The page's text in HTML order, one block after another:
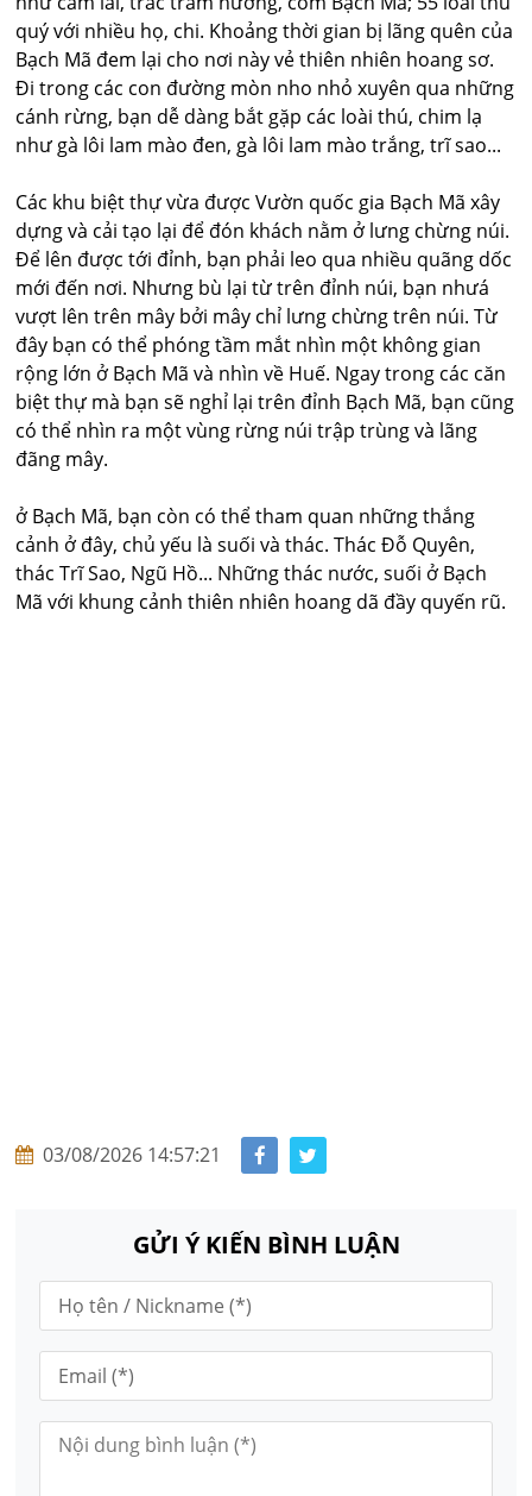
quý với nhiều họ, chi. Khoảng thời gian bị lãng quên của
Bạch Mã đem lại cho nơi này vẻ thiên nhiên hoang sơ.
Ði trong các con đường mòn nho nhỏ xuyên qua những
cánh rừng, bạn dễ dàng bắt gặp các loài thú, chim lạ
như gà lôi lam mào đen, gà lôi lam mào trắng, trĩ sao...
Các khu biệt thự vừa được Vườn quốc gia Bạch Mã xây
dựng và cải tạo lại để đón khách nằm ở lưng chừng núi.
Ðể lên được tới đỉnh, bạn phải leo qua nhiều quãng dốc
mới đến nơi. Nhưng bù lại từ trên đỉnh núi, bạn nhưá
vượt lên trên mây bởi mây chỉ lưng chừng trên núi. Từ
đây bạn có thể phóng tầm mắt nhìn một không gian
rộng lớn ở Bạch Mã và nhìn về Huế. Ngay trong các căn
biệt thự mà bạn sẽ nghỉ lại trên đỉnh Bạch Mã, bạn cũng
có thể nhìn ra một vùng rừng núi trập trùng và lãng
đãng mây.
ở Bạch Mã, bạn còn có thể tham quan những thắng
cảnh ở đây, chủ yếu là suối và thác. Thác Ðỗ Quyên,
thác Trĩ Sao, Ngũ Hồ... Những thác nước, suối ở Bạch
Mã với khung cảnh thiên nhiên hoang dã đầy quyến rũ.
03/08/2026 14:57:21
GỬI Ý KIẾN BÌNH LUẬN